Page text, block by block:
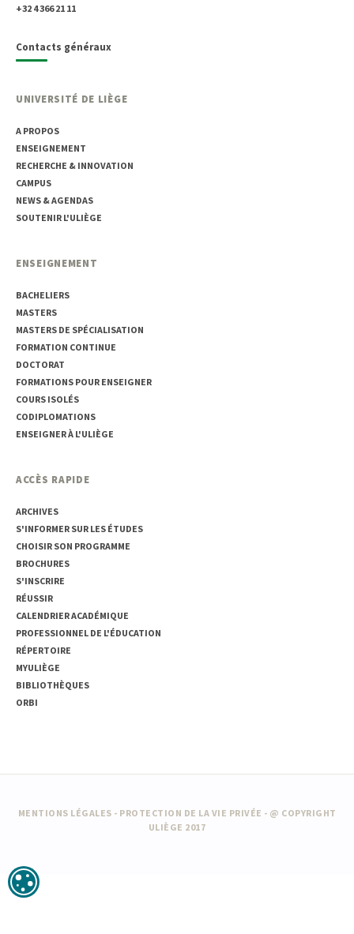
+32 4 366 21 11
Contacts généraux
UNIVERSITÉ DE LIÈGE
A PROPOS
ENSEIGNEMENT
RECHERCHE & INNOVATION
CAMPUS
NEWS & AGENDAS
SOUTENIR L'ULIÈGE
ENSEIGNEMENT
BACHELIERS
MASTERS
MASTERS DE SPÉCIALISATION
FORMATION CONTINUE
DOCTORAT
FORMATIONS POUR ENSEIGNER
COURS ISOLÉS
CODIPLOMATIONS
ENSEIGNER À L'ULIÈGE
ACCÈS RAPIDE
ARCHIVES
S'INFORMER SUR LES ÉTUDES
CHOISIR SON PROGRAMME
BROCHURES
S'INSCRIRE
RÉUSSIR
CALENDRIER ACADÉMIQUE
PROFESSIONNEL DE L'ÉDUCATION
RÉPERTOIRE
MYULIÈGE
BIBLIOTHÈQUES
ORBI
MENTIONS LÉGALES - PROTECTION DE LA VIE PRIVÉE - @ COPYRIGHT
ULIÈGE 2017